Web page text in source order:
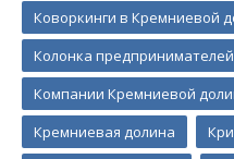
Коворкинги в Кремниевой
Колонка предпринимателей
Компании Кремниевой
Кремниевая долина